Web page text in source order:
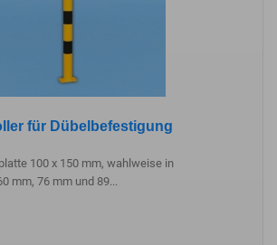
für Dübelbefestigung
100 x 150 mm, wahlweise in
mm, 76 mm und 89...